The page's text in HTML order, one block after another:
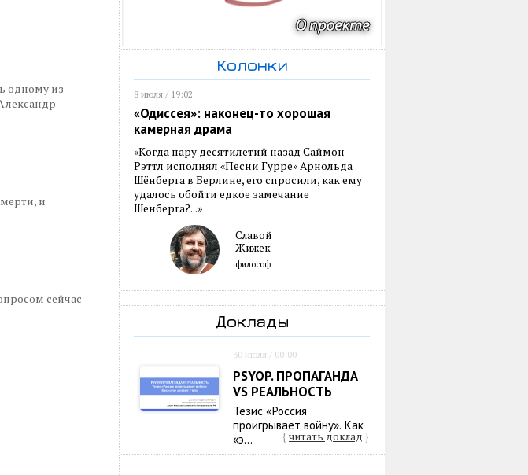
одному из
и
сейчас
Колонки
8 июля / 19:02
«Одиссея»: наконец-то хорошая
камерная драма
«Когда пару десятилетий назад Саймон
Рэттл исполнял «Песни Гурре» Арнольда
Шёнберга в Берлине, его спросили, как ему
удалось обойти едкое замечание
Шенберга?...»
Славой
Жижек
философ
Доклады
30 июля / 00:00
PSYOP. ПРОПАГАНДА
VS РЕАЛЬНОСТЬ
Тезис «Россия
проигрывает войну». Как
«э...
{ читать доклад }